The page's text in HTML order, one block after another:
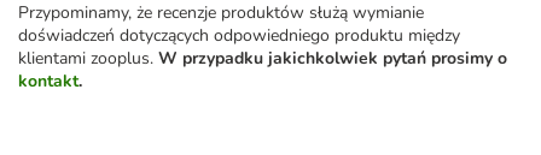
Przypominamy, że recenzje produktów służą wymianie
doświadczeń dotyczących odpowiedniego produktu między
klientami zooplus. W przypadku jakichkolwiek pytań prosimy o
kontakt.